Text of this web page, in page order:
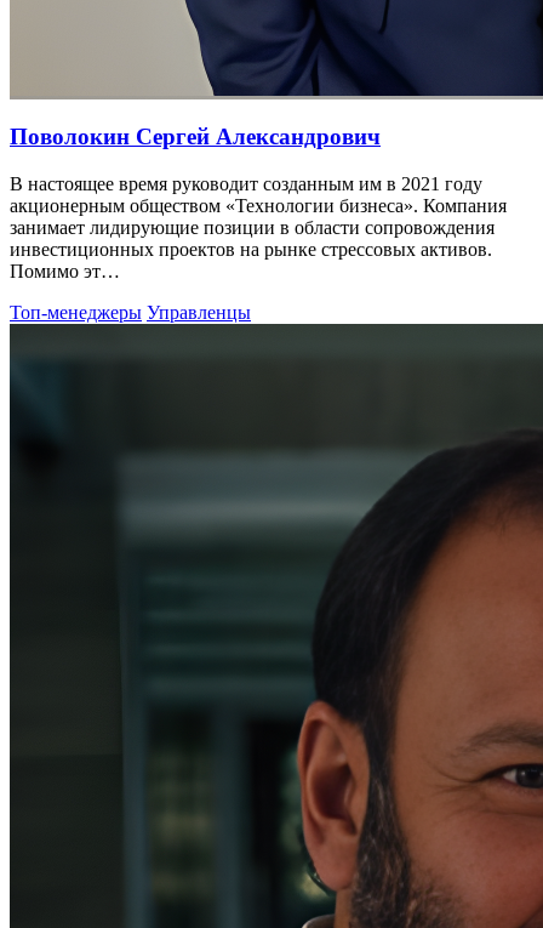
Поволокин Сергей Александрович
В настоящее время руководит созданным им в 2021 году
акционерным обществом «Технологии бизнеса». Компания
занимает лидирующие позиции в области сопровождения
инвестиционных проектов на рынке стрессовых активов.
Помимо эт…
Топ-менеджеры Управленцы